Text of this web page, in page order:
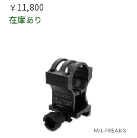
￥11,800
在庫あり